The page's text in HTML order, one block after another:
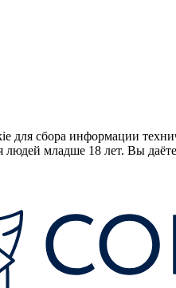
для сбора информации
младше 18 лет. Вы